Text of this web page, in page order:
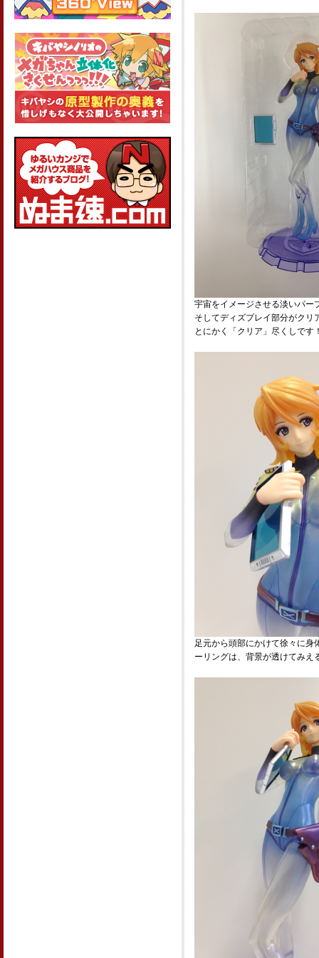
宇宙をイメージさせる淡いパー
そしてディズプレイ部分がクリ
とにかく「クリア」尽くしです
足元から頭部にかけて徐々に身
ーリングは、背景が透けてみえ